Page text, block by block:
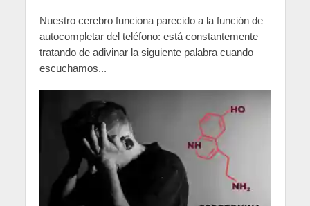
Nuestro cerebro funciona parecido a la función de
autocompletar del teléfono: está constantemente
tratando de adivinar la siguiente palabra cuando
escuchamos...